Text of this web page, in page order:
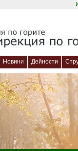
Новини Дейности